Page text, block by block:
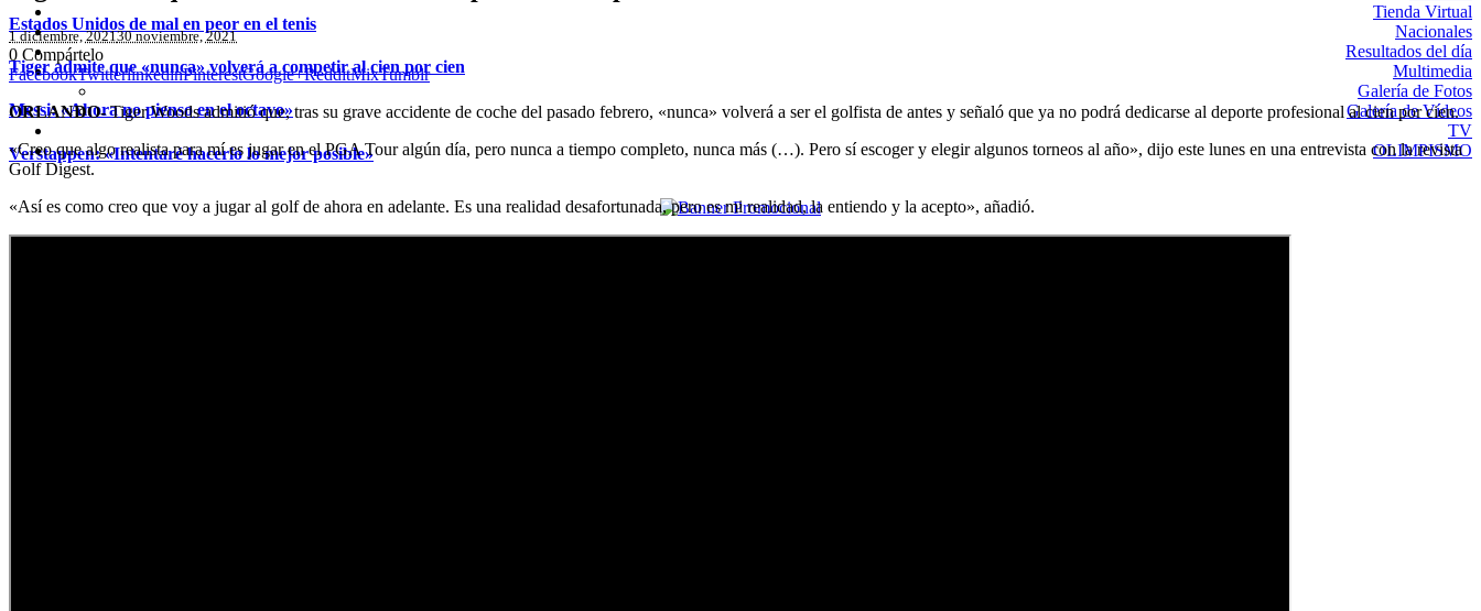
Estados Unidos de mal en peor en el tenis
Tiger admite que «nunca» volverá a competir al cien por cien
Messi: «Ahora no pienso en el octavo»
Verstappen: «Intentaré hacerlo lo mejor posible»
Tienda Virtual
Nacionales
Resultados del día
Multimedia
Galería de Fotos
Galería de Vídeos
TV
OLIMPISMO
1 diciembre, 202130 noviembre, 2021
0 Compártelo
FacebookTwitterlinkedinPinterestGoogle+RedditMixTumblr
ORLANDO-Tiger Woods admitió que, tras su grave accidente de coche del pasado febrero, «nunca» volverá a ser el golfista de antes y señaló que ya no podrá dedicarse al deporte profesional al cien por cien.
«Creo que algo realista para mí es jugar en el PGA Tour algún día, pero nunca a tiempo completo, nunca más (…). Pero sí escoger y elegir algunos torneos al año», dijo este lunes en una entrevista con la revista
Golf Digest.
«Así es como creo que voy a jugar al golf de ahora en adelante. Es una realidad desafortunada, pero es mi realidad, la entiendo y la acepto», añadió.